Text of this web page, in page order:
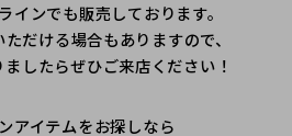
インでも販売しております。
だける場合もありますので、
したらぜひご来店ください！
アイテムをお探しなら